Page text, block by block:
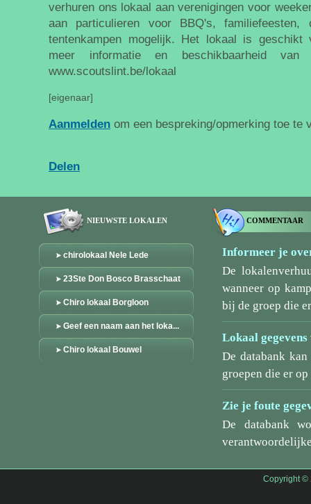
verhuren ons lokaal aan verenigingen voor
aan particulieren voor BBQ's, familiefeesten,
tentenkampen mogelijk. Het lokaal is geschikt
meer informatie en beschikbaarheid
www.scoutslint.be/lokaal
[eigenaar]
Aanmelden om een bespreking/opmerking toe te
Delen
NIEUWSTE LOKALEN
chirolokaal Nele Lede
23Ste Don Bosco Brasschaat
Chiro lokaal Borgloon
Geef een naam aan het loka...
Chiro lokaal Bouwel
COMMENTAAR
Informeer je
De
wanneer op
bij de groep die
Lokaal
De databank
groepen die er
Zie je foute
De databank
Copyright ©